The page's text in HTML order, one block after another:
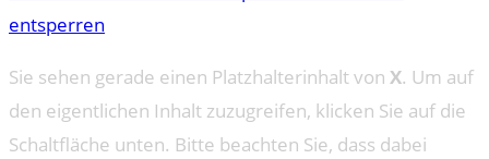
entsperren
Sie sehen gerade einen Platzhalterinhalt von X. Um auf
den eigentlichen Inhalt zuzugreifen, klicken Sie auf die
Schaltfläche unten. Bitte beachten Sie, dass dabei